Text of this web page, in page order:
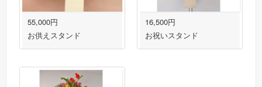
55,000円
お供えスタンド
16,500円
お祝いスタンド